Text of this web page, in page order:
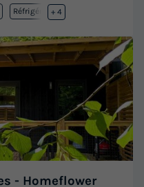
Réfrigérateur
+ 4
- Homeflower